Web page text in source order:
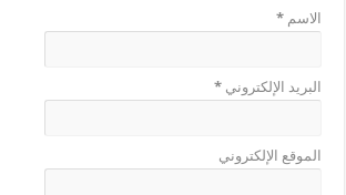
الاسم*
البريد الإلكتروني*
الموقع الإلكتروني